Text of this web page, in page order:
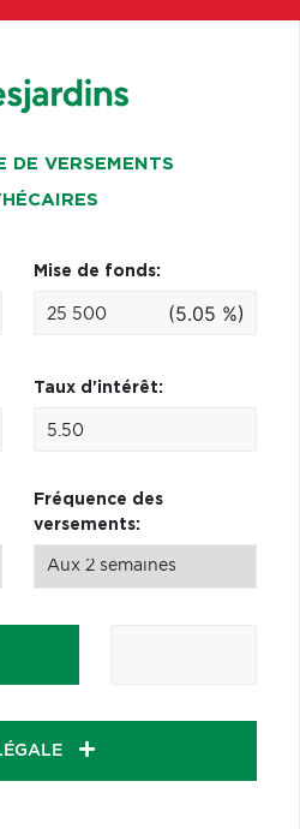
DE VERSEMENTS
Mise de fonds:
(5.05 %)
Taux d'intérêt:
Fréquence des
versements: